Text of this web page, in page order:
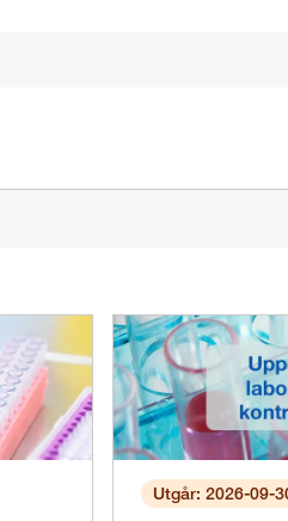
Utgår: 2026-09-